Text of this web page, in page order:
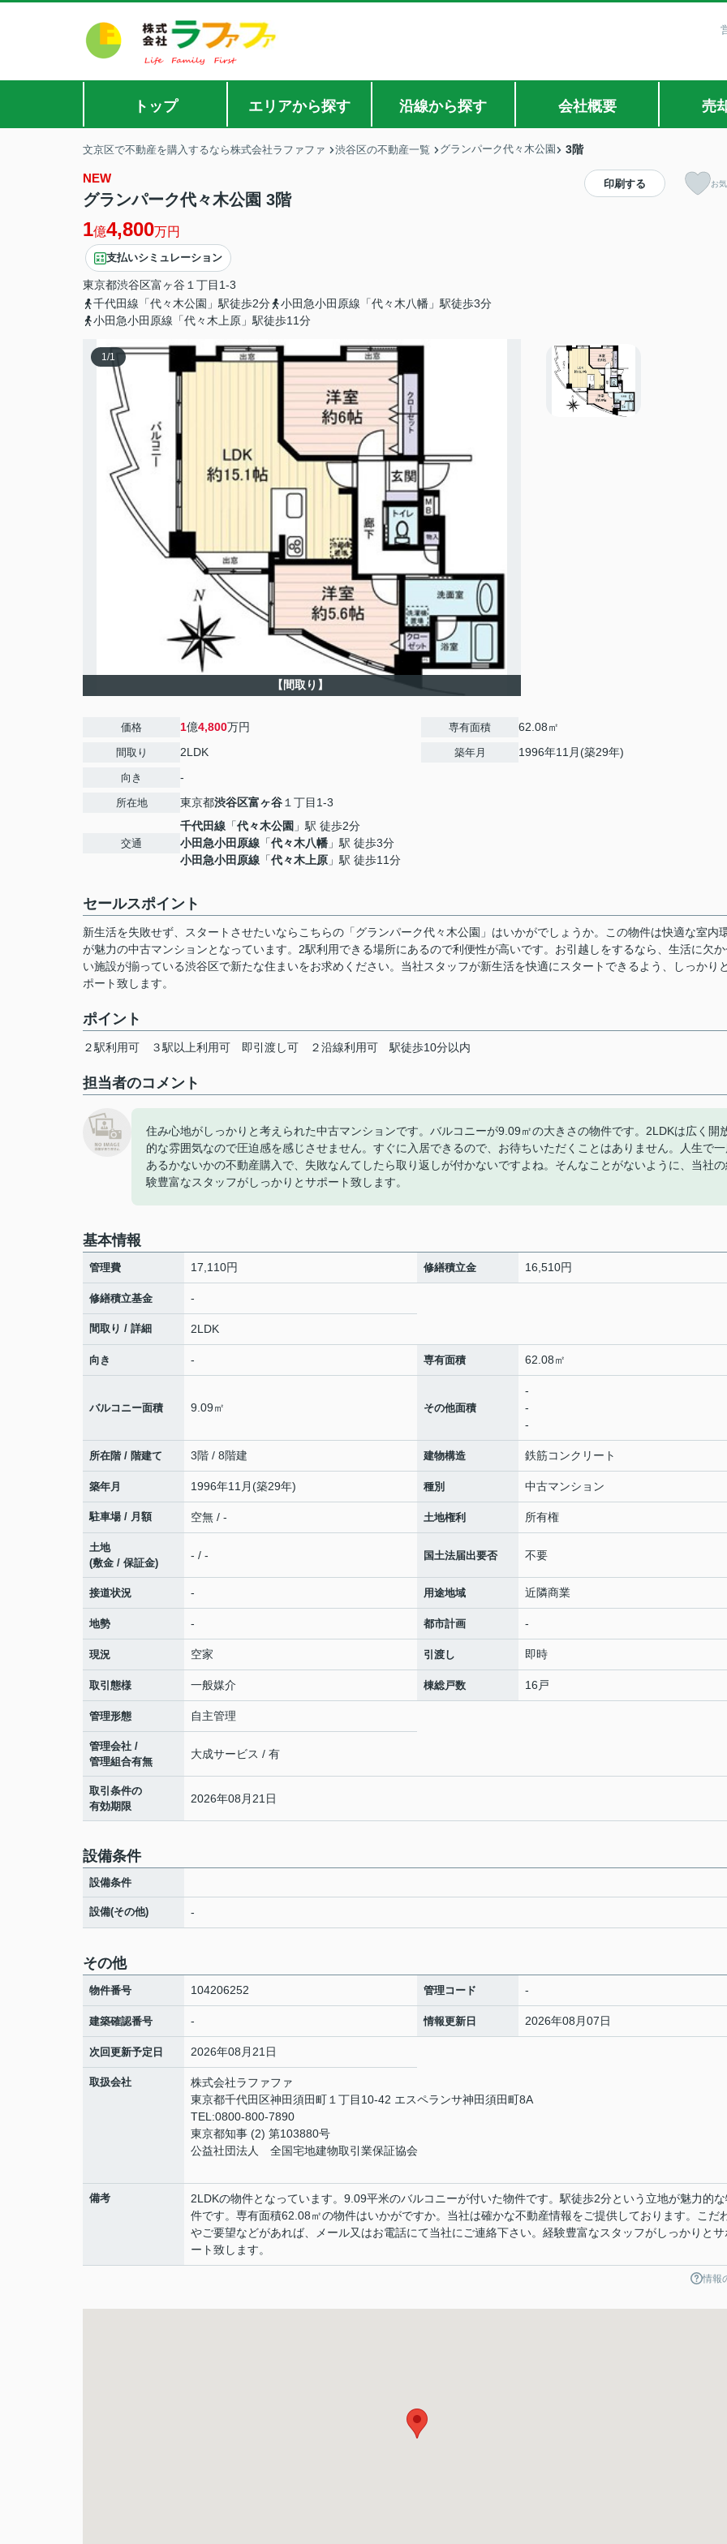
トップ エリアから探す 沿線から探す 会社概要 売
文京区で不動産を購入するなら株式会社ラファファ 渋谷区の不動産一覧 グランパーク代々木公園 3階
NEW
グランパーク代々木公園 3階
1億4,800万円
支払いシミュレーション
東京都渋谷区富ヶ谷 １丁目1-3
千代田線「代々木公園」駅徒歩2分
小田急小田原線「代々木八幡」駅徒歩3分
小田急小田原線「代々木上原」駅徒歩11分
印刷する お
1/1
【間取り】
価格 1億4,800万円
間取り 2LDK
向き -
所在地 東京都渋谷区富ヶ谷 １丁目1-3
交通
千代田線 「代々木公園 」駅 徒歩2分
小田急小田原線 「代々木八幡 」駅 徒歩3分
小田急小田原線 「代々木上原 」駅 徒歩11分
専有面積 62.08㎡
築年月 1996年11月(築29年)
セールスポイント
新生活を失敗せず、スタートさせたいならこちらの「グランパーク代々木公園」はいかがでしょうか。この物件は快適な室内
が魅力の中古マンションとなっています。2駅利用できる場所にあるので利便性が高いです。お引越しをするなら、生活に欠か
い施設が揃っている渋谷区で新たな住まいをお求めください。当社スタッフが新生活を快適にスタートできるよう、しっかり
ポート致します。
ポイント
２駅利用可 ３駅以上利用可 即引渡し可 ２沿線利用可 駅徒歩10分以内
担当者のコメント
住み心地がしっかりと考えられた中古マンションです。バルコニーが9.09㎡の大きさの物件です。2LDKは広く開
的な雰囲気なので圧迫感を感じさせません。すぐに入居できるので、お待ちいただくことはありません。人生で
あるかないかの不動産購入で、失敗なんてしたら取り返しが付かないですよね。そんなことがないように、当社の
験豊富なスタッフがしっかりとサポート致します。
基本情報
管理費 17,110円 修繕積立金 16,510円
修繕積立基金 -
間取り / 詳細 2LDK
向き - 専有面積 62.08㎡
バルコニー面積 9.09㎡ その他面積
-
-
-
所在階 / 階建て 3階 / 8階建 建物構造 鉄筋コンクリート
築年月 1996年11月(築29年) 種別 中古マンション
駐車場 / 月額 空無 / - 土地権利 所有権
土地
(敷金 / 保証金)
- / - 国土法届出要否 不要
接道状況 - 用途地域 近隣商業
地勢 - 都市計画 -
現況 空家 引渡し 即時
取引態様 一般媒介 棟総戸数 16戸
管理形態 自主管理
管理会社 /
管理組合有無
大成サービス / 有
取引条件の
有効期限
2026年08月21日
設備条件
設備条件
設備(その他) -
その他
物件番号 104206252 管理コード -
建築確認番号 - 情報更新日 2026年08月07日
次回更新予定日 2026年08月21日
取扱会社
株式会社ラファファ
東京都千代田区神田須田町１丁目10-42 エスペランサ神田須田町8A
TEL:0800-800-7890
東京都知事 (2) 第103880号
公益社団法人 全国宅地建物取引業保証協会
備考
2LDKの物件となっています。9.09平米のバルコニーが付いた物件です。駅徒歩2分という立地が魅力的な
件です。専有面積62.08㎡の物件はいかがですか。当社は確かな不動産情報をご提供しております。こだ
やご要望などがあれば、メール又はお電話にて当社にご連絡下さい。経験豊富なスタッフがしっかりとサ
ート致します。
情報